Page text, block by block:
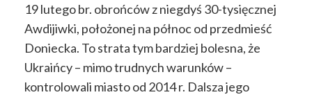
19 lutego br. obrońców z niegdyś 30-tysięcznej
Awdijiwki, położonej na północ od przedmieść
Doniecka. To strata tym bardziej bolesna, że
Ukraińcy – mimo trudnych warunków –
kontrolowali miasto od 2014 r. Dalsza jego